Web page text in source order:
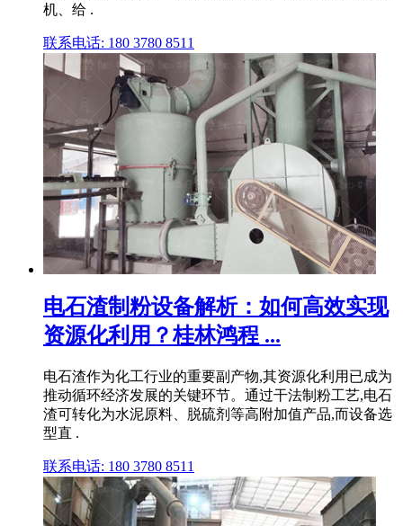
机、给 .
联系电话: 180 3780 8511
电石渣制粉设备解析：如何高效实现
资源化利用？桂林鸿程 ...
电石渣作为化工行业的重要副产物,其资源化利用已成为
推动循环经济发展的关键环节。通过干法制粉工艺,电石
渣可转化为水泥原料、脱硫剂等高附加值产品,而设备选
型直 .
联系电话: 180 3780 8511